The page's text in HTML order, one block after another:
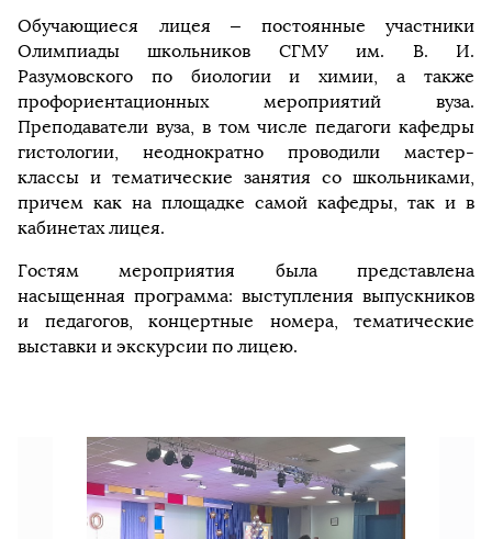
Обучающиеся лицея – постоянные участники
Олимпиады школьников СГМУ им. В. И.
Разумовского по биологии и химии, а также
профориентационных мероприятий вуза.
Преподаватели вуза, в том числе педагоги кафедры
гистологии, неоднократно проводили мастер-
классы и тематические занятия со школьниками,
причем как на площадке самой кафедры, так и в
кабинетах лицея.
Гостям мероприятия была представлена
насыщенная программа: выступления выпускников
и педагогов, концертные номера, тематические
выставки и экскурсии по лицею.